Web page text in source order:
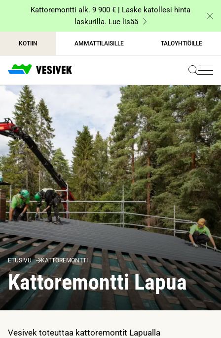
sisältöönKattoremontti alk. 9 900 € | Laske katollesi hinta
laskurilla. Lue lisää
KOTIIN AMMATTILAISILLE TALOYHTIÖILLE
ETUSIVU KATTOREMONTTI
Kattoremontti Lapua
Vesivek toteuttaa kattoremontit Lapualla